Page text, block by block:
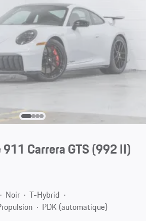
Carrera GTS(992 II)
Noir
T-Hybrid
PDK (automatique)